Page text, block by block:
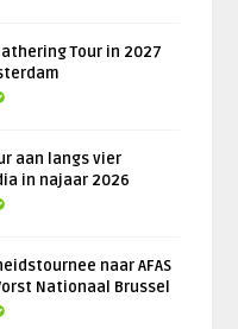
Tour in 2027
aan langs vier
in najaar 2026
naar AFAS
Nationaal Brussel